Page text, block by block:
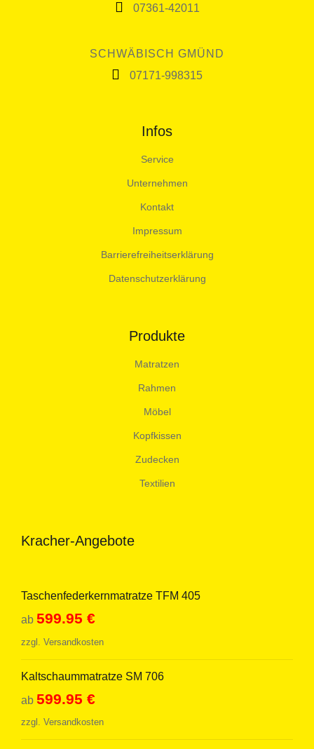
07361-42011
SCHWÄBISCH GMÜND
07171-998315
Infos
Service
Unternehmen
Kontakt
Impressum
Barrierefreiheitserklärung
Datenschutzerklärung
Produkte
Matratzen
Rahmen
Möbel
Kopfkissen
Zudecken
Textilien
Kracher-Angebote
Taschenfederkernmatratze TFM 405
ab 599.95 €
zzgl. Versandkosten
Kaltschaummatratze SM 706
ab 599.95 €
zzgl. Versandkosten